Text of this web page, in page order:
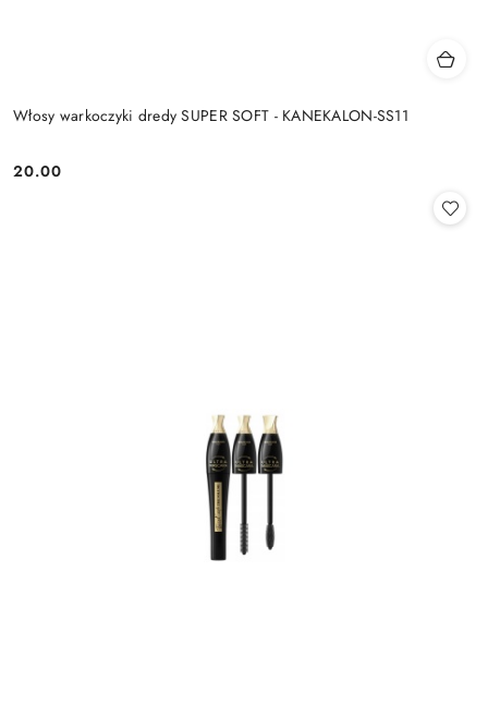
Włosy warkoczyki dredy SUPER SOFT - KANEKALON-SS11
Cena:
20.00